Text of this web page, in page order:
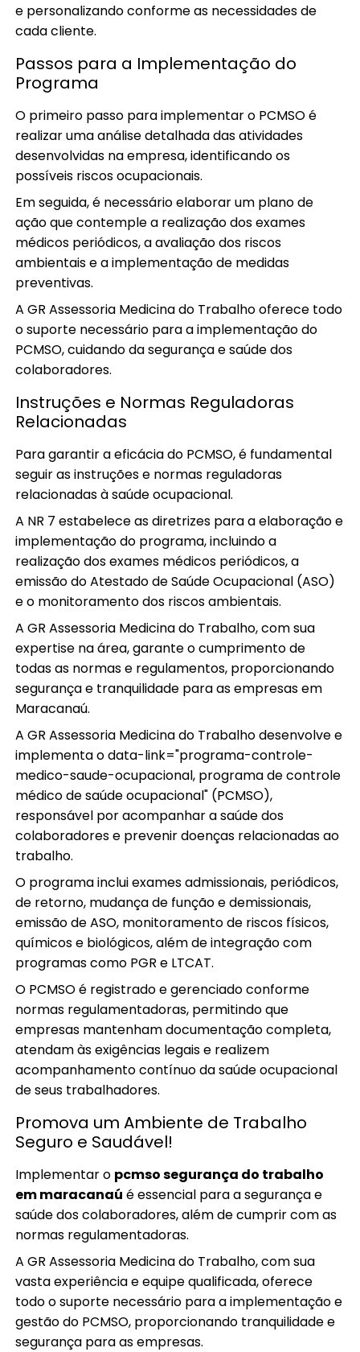
e personalizando conforme as necessidades de
cada cliente.
Passos para a Implementação do
Programa
O primeiro passo para implementar o PCMSO é
realizar uma análise detalhada das atividades
desenvolvidas na empresa, identificando os
possíveis riscos ocupacionais.
Em seguida, é necessário elaborar um plano de
ação que contemple a realização dos exames
médicos periódicos, a avaliação dos riscos
ambientais e a implementação de medidas
preventivas.
A GR Assessoria Medicina do Trabalho oferece todo
o suporte necessário para a implementação do
PCMSO, cuidando da segurança e saúde dos
colaboradores.
Instruções e Normas Reguladoras
Relacionadas
Para garantir a eficácia do PCMSO, é fundamental
seguir as instruções e normas reguladoras
relacionadas à saúde ocupacional.
A NR 7 estabelece as diretrizes para a elaboração e
implementação do programa, incluindo a
realização dos exames médicos periódicos, a
emissão do Atestado de Saúde Ocupacional (ASO)
e o monitoramento dos riscos ambientais.
A GR Assessoria Medicina do Trabalho, com sua
expertise na área, garante o cumprimento de
todas as normas e regulamentos, proporcionando
segurança e tranquilidade para as empresas em
Maracanaú.
A GR Assessoria Medicina do Trabalho desenvolve e
implementa o data-link="programa-controle-
medico-saude-ocupacional, programa de controle
médico de saúde ocupacional" (PCMSO),
responsável por acompanhar a saúde dos
colaboradores e prevenir doenças relacionadas ao
trabalho.
O programa inclui exames admissionais, periódicos,
de retorno, mudança de função e demissionais,
emissão de ASO, monitoramento de riscos físicos,
químicos e biológicos, além de integração com
programas como PGR e LTCAT.
O PCMSO é registrado e gerenciado conforme
normas regulamentadoras, permitindo que
empresas mantenham documentação completa,
atendam às exigências legais e realizem
acompanhamento contínuo da saúde ocupacional
de seus trabalhadores.
Promova um Ambiente de Trabalho
Seguro e Saudável!
Implementar o pcmso segurança do trabalho
em maracanaú é essencial para a segurança e
saúde dos colaboradores, além de cumprir com as
normas regulamentadoras.
A GR Assessoria Medicina do Trabalho, com sua
vasta experiência e equipe qualificada, oferece
todo o suporte necessário para a implementação e
gestão do PCMSO, proporcionando tranquilidade e
segurança para as empresas.